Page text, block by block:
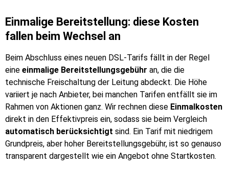
Einmalige Bereitstellung: diese Kosten
fallen beim Wechsel an
Beim Abschluss eines neuen DSL-Tarifs fällt in der Regel
eine einmalige Bereitstellungsgebühr an, die die
technische Freischaltung der Leitung abdeckt. Die Höhe
variiert je nach Anbieter, bei manchen Tarifen entfällt sie im
Rahmen von Aktionen ganz. Wir rechnen diese Einmalkosten
direkt in den Effektivpreis ein, sodass sie beim Vergleich
automatisch berücksichtigt sind. Ein Tarif mit niedrigem
Grundpreis, aber hoher Bereitstellungsgebühr, ist so genauso
transparent dargestellt wie ein Angebot ohne Startkosten.